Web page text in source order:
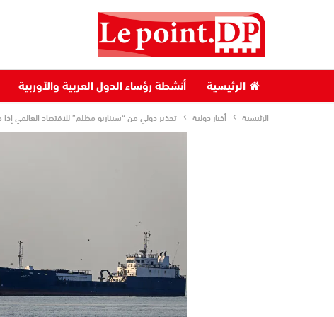
الرئيسية أنشطة رؤساء الدول العربية والأوربية
الرئيسية أخبار دولية تحذير دولي من “سيناريو مظلم” للاقتصاد العالمي